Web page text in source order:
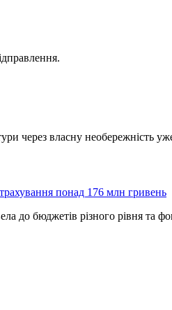
через власну необережність
понад 176 млн гривень
до бюджетів різного рівня та